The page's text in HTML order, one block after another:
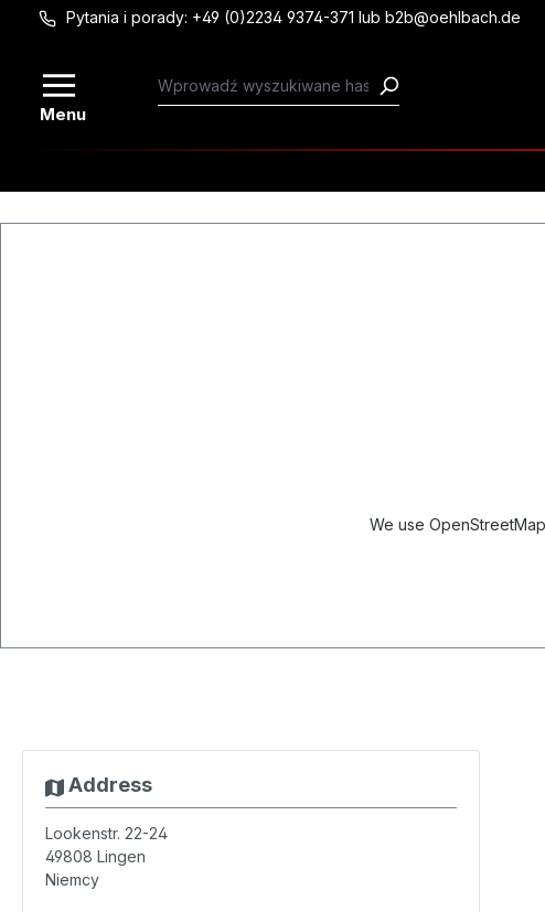
Przejdź do głównej zawartości
Pytania i porady: +49 (0)2234 9374-371 lub b2b@oehlbach.de
Menu
We use
Address
Lookenstr. 22-24
49808 Lingen
Niemcy